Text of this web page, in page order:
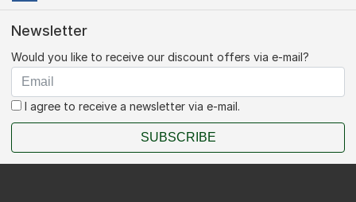
Newsletter
Would you like to receive our discount offers via e-mail?
I agree to receive a newsletter via e-mail.
SUBSCRIBE